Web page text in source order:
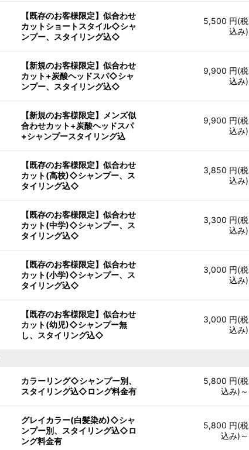
【既存のお客様限定】似合わせ
カットショートスタイル◇シャ
ンプー、スタイリング込◇
5,500 円(税
込み)
【新規のお客様限定】似合わせ
カット+炭酸ヘッドスパ◇シャ
ンプー、スタイリング込◇
9,900 円(税
込み)
【新規のお客様限定】メンズ似
合わせカット+炭酸ヘッドスパ
+シャンプースタイリング込
9,900 円(税
込み)
【既存のお客様限定】似合わせ
カット(高校)◇シャンプー、ス
タイリング込◇
3,850 円(税
込み)
【既存のお客様限定】似合わせ
カット(中学)◇シャンプー、ス
タイリング込◇
3,300 円(税
込み)
【既存のお客様限定】似合わせ
カット(小学)◇シャンプー、ス
タイリング込◇
3,000 円(税
込み)
【既存のお客様限定】似合わせ
カット(幼児)◇シャンプー無
し、スタイリング込◇
3,000 円(税
込み)
カラーリング◇シャンプー別、
スタイリング込◇ロング料金有
5,800 円(税
込み)～
グレイカラー(白髪染め)◇シャ
ンプー別、スタイリング込◇ロ
ング料金有
5,800 円(税
込み)～